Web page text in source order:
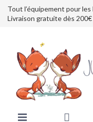
Tout l’équipement pour
Livraison gratuite dès